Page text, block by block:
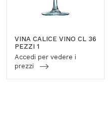
VINA CALICE VINO CL 36
PEZZI 1
Accedi per vedere i
prezzi